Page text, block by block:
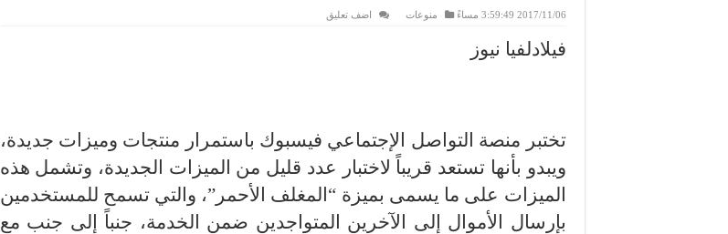
2017/11/06 3:59:49 مساءً منوعات اضف تعليق
فيلادلفيا نيوز
تختبر منصة التواصل الإجتماعي فيسبوك باستمرار منتجات وميزات جديدة،
ويبدو بأنها تستعد قريباً لاختبار عدد قليل من الميزات الجديدة، وتشمل هذه
الميزات على ما يسمى بميزة “المغلف الأحمر”، والتي تسمح للمستخدمين
بإرسال الأموال إلى الآخرين المتواجدين ضمن الخدمة، جنباً إلى جنب مع